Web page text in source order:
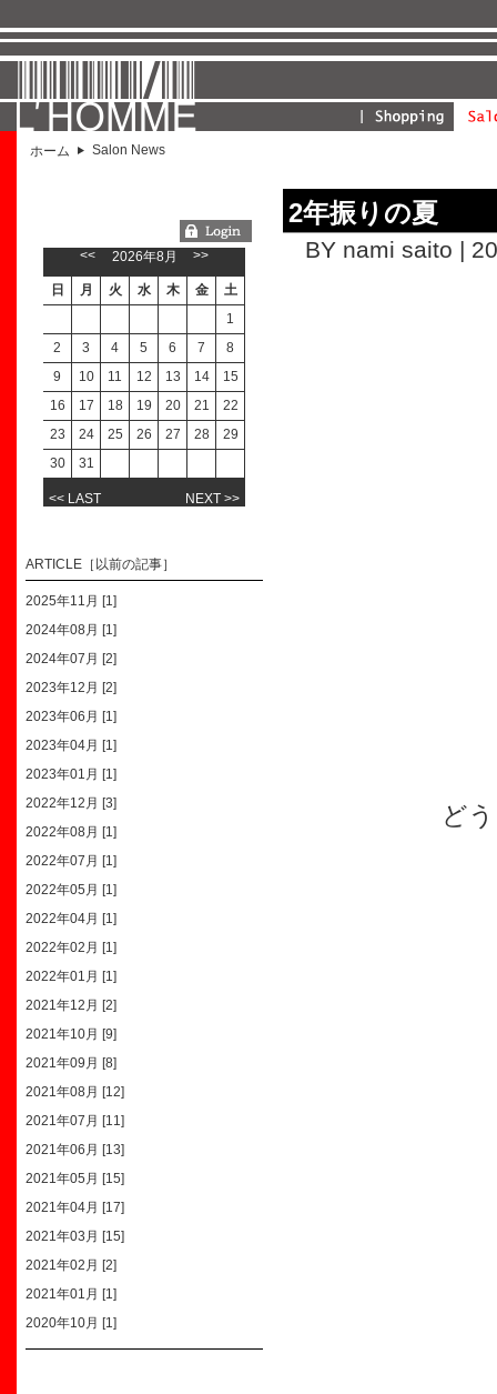
ホーム Salon News
2年振りの夏
BY nami saito |
ど
<<
2026年8月 >>
日 月 火 水 木 金
土
1
2
3 4 5 6 7
8
9
10 11 12 13 14
15
16
17 18 19 20 21
22
23
24 25 26 27 28
29
30
31
<< LAST NEXT >>
ARTICLE［以前の記事］
2025年11月 [1]
2024年08月 [1]
2024年07月 [2]
2023年12月 [2]
2023年06月 [1]
2023年04月 [1]
2023年01月 [1]
2022年12月 [3]
2022年08月 [1]
2022年07月 [1]
2022年05月 [1]
2022年04月 [1]
2022年02月 [1]
2022年01月 [1]
2021年12月 [2]
2021年10月 [9]
2021年09月 [8]
2021年08月 [12]
2021年07月 [11]
2021年06月 [13]
2021年05月 [15]
2021年04月 [17]
2021年03月 [15]
2021年02月 [2]
2021年01月 [1]
2020年10月 [1]